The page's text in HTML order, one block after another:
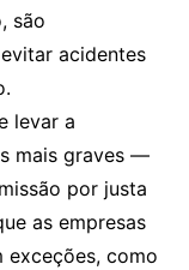
são
acidentes
levar a
mais graves —
por justa
as empresas
exceções, como